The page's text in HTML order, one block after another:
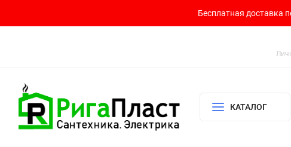
Бесплатная доставка
КАТАЛОГ